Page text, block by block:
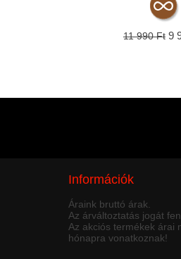
11 990 Ft 9
Információk
Áraink bruttó árak.
Az árváltoztatás jogát
Az akciós termékek árai
hónapra vonatkoznak!